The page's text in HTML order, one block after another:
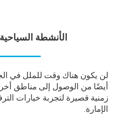
الأنشطة السياحية
لن يكون هناك وقت للملل في
أيضًا من الوصول إلى مناطق
زمنية قصيرة لتجربة خيارات
الإمارة.